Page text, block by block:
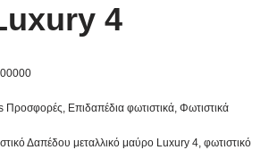
4
Προσφορές, Επιδαπέδια φωτιστικά, Φωτιστικά
Δαπέδου μεταλλικό μαύρο Luxury 4, φωτιστικό